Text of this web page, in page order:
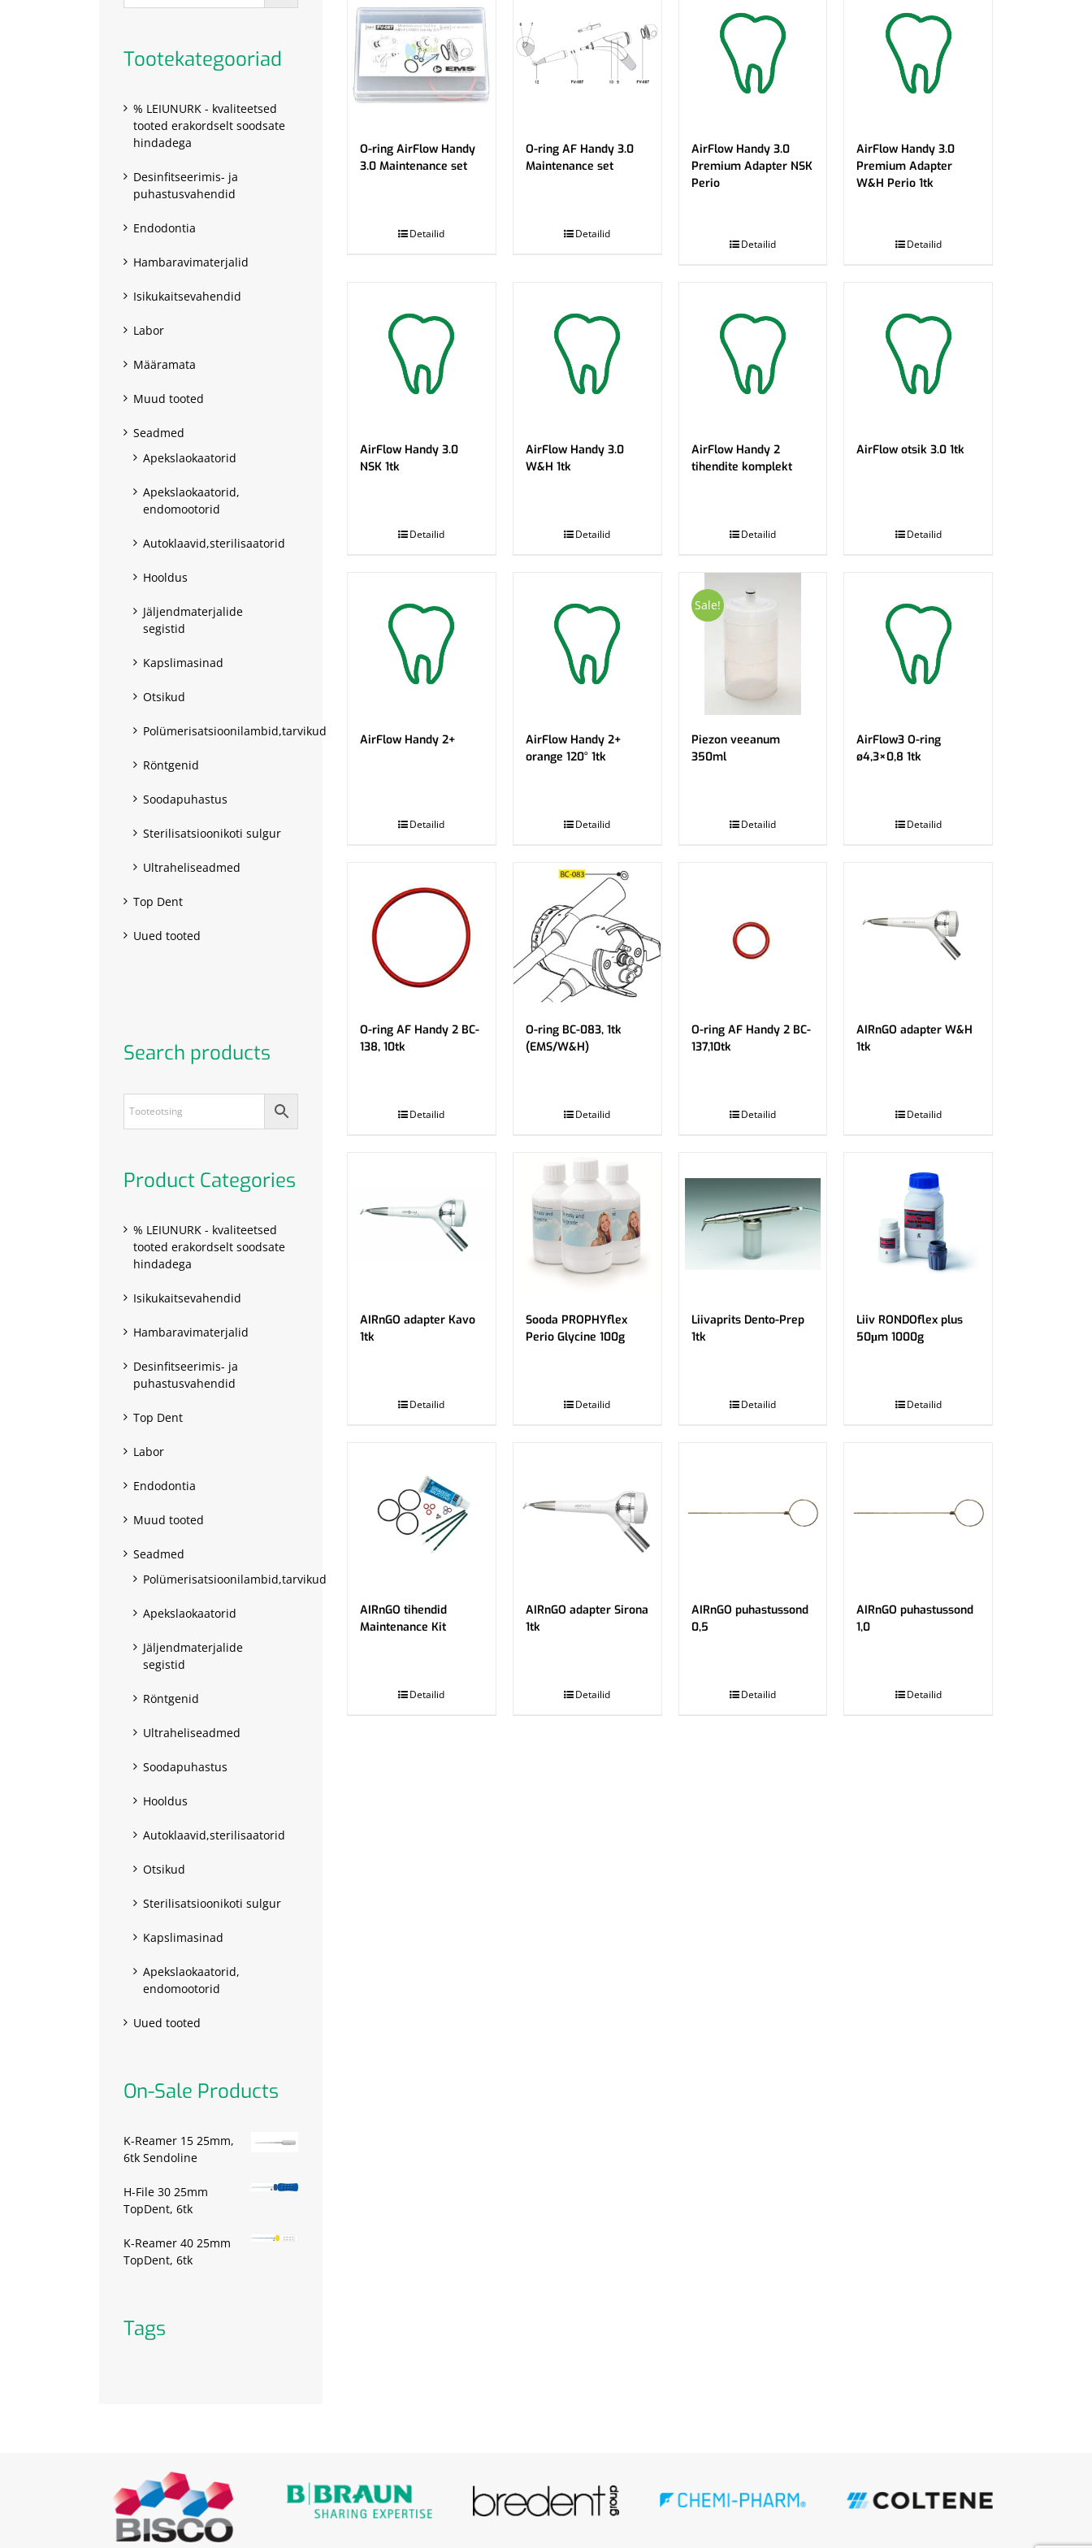
Tootekategooriad
% LEIUNURK - kvaliteetsed
tooted erakordselt soodsate
hindadega
Desinfitseerimis- ja
puhastusvahendid
Endodontia
Hambaravimaterjalid
Isikukaitsevahendid
Labor
Määramata
Muud tooted
Seadmed
Apekslaokaatorid
Apekslaokaatorid,
endomootorid
Autoklaavid,sterilisaatorid
Hooldus
Jäljendmaterjalide
segistid
Kapslimasinad
Otsikud
Polümerisatsioonilambid,tarvikud
Röntgenid
Soodapuhastus
Sterilisatsioonikoti sulgur
Ultraheliseadmed
Top Dent
Uued tooted
Search products
Product Categories
% LEIUNURK - kvaliteetsed
tooted erakordselt soodsate
hindadega
Isikukaitsevahendid
Hambaravimaterjalid
Desinfitseerimis- ja
puhastusvahendid
Top Dent
Labor
Endodontia
Muud tooted
Seadmed
Polümerisatsioonilambid,tarvikud
Apekslaokaatorid
Jäljendmaterjalide
segistid
Röntgenid
Ultraheliseadmed
Soodapuhastus
Hooldus
Autoklaavid,sterilisaatorid
Otsikud
Sterilisatsioonikoti sulgur
Kapslimasinad
Apekslaokaatorid,
endomootorid
Uued tooted
On-Sale Products
K-Reamer 15 25mm,
6tk Sendoline
H-File 30 25mm
TopDent, 6tk
K-Reamer 40 25mm
TopDent, 6tk
Tags
O-ring AirFlow Handy
3.0 Maintenance set
Detailid
O-ring AF Handy 3.0
Maintenance set
Detailid
AirFlow Handy 3.0
Premium Adapter NSK
Perio
Detailid
AirFlow Handy 3.0
Premium Adapter
W&H Perio 1tk
Detailid
AirFlow Handy 3.0
NSK 1tk
Detailid
AirFlow Handy 3.0
W&H 1tk
Detailid
AirFlow Handy 2
tihendite komplekt
Detailid
AirFlow otsik 3.0 1tk
Detailid
AirFlow Handy 2+
Detailid
AirFlow Handy 2+
orange 120° 1tk
Detailid
Sale!
Piezon veeanum
350ml
Detailid
AirFlow3 O-ring
ø4,3×0,8 1tk
Detailid
O-ring AF Handy 2 BC-
138, 10tk
Detailid
O-ring BC-083, 1tk
(EMS/W&H)
Detailid
O-ring AF Handy 2 BC-
137,10tk
Detailid
AIRnGO adapter W&H
1tk
Detailid
AIRnGO adapter Kavo
1tk
Detailid
Sooda PROPHYflex
Perio Glycine 100g
Detailid
Liivaprits Dento-Prep
1tk
Detailid
Liiv RONDOflex plus
50μm 1000g
Detailid
AIRnGO tihendid
Maintenance Kit
Detailid
AIRnGO adapter Sirona
1tk
Detailid
AIRnGO puhastussond
0,5
Detailid
AIRnGO puhastussond
1,0
Detailid